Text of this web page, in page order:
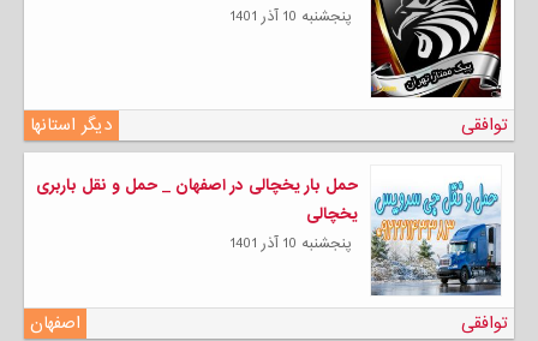
پنجشنبه 10 آذر 1401
دیگر استانها توافقی
حمل بار یخچالی در اصفهان _ حمل و نقل باربری
یخچالی
پنجشنبه 10 آذر 1401
اصفهان توافقی